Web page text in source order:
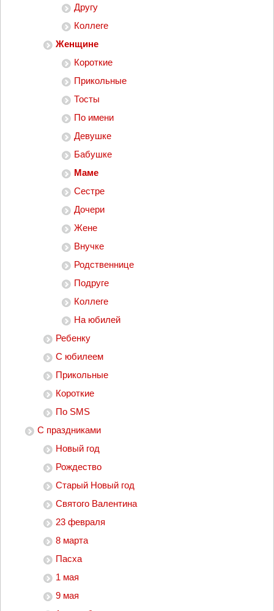
Другу
Коллеге
Женщине
Короткие
Прикольные
Тосты
По имени
Девушке
Бабушке
Маме
Сестре
Дочери
Жене
Внучке
Родственнице
Подруге
Коллеге
На юбилей
Ребенку
С юбилеем
Прикольные
Короткие
По SMS
С праздниками
Новый год
Рождество
Старый Новый год
Святого Валентина
23 февраля
8 марта
Пасха
1 мая
9 мая